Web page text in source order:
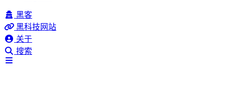
黑客
黑科技网站
关于
搜索